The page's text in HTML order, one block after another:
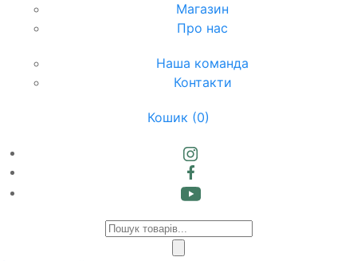
Магазин
Про нас
Наша команда
Контакти
Кошик (0)
Products